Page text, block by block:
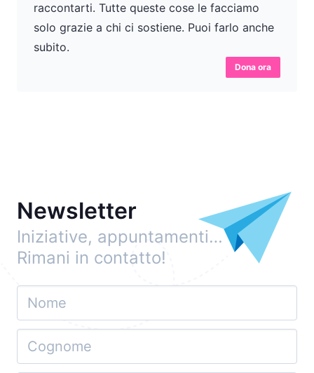
raccontarti. Tutte queste cose le facciamo
solo grazie a chi ci sostiene. Puoi farlo anche
subito.
Dona ora
Newsletter
Iniziative, appuntamenti…
Rimani in contatto!